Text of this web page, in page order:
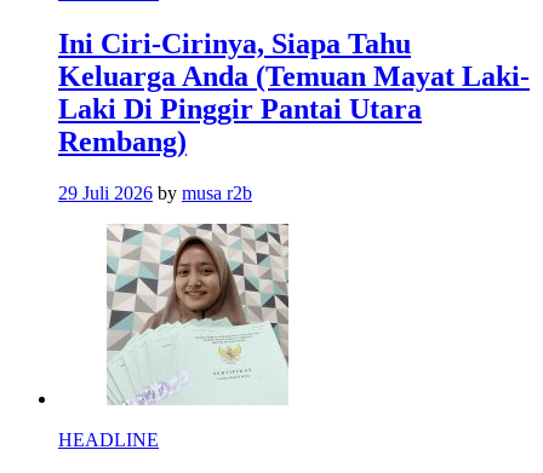
Ini Ciri-Cirinya, Siapa Tahu
Keluarga Anda (Temuan Mayat Laki-
Laki Di Pinggir Pantai Utara
Rembang)
29 Juli 2026 by musa r2b
HEADLINE